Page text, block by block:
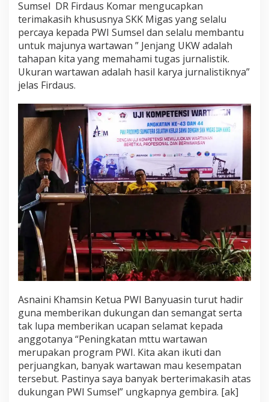
Sumsel DR Firdaus Komar mengucapkan
terimakasih khususnya SKK Migas yang selalu
percaya kepada PWI Sumsel dan selalu membantu
untuk majunya wartawan ” Jenjang UKW adalah
tahapan kita yang memahami tugas jurnalistik.
Ukuran wartawan adalah hasil karya jurnalistiknya”
jelas Firdaus.
Asnaini Khamsin Ketua PWI Banyuasin turut hadir
guna memberikan dukungan dan semangat serta
tak lupa memberikan ucapan selamat kepada
anggotanya “Peningkatan mttu wartawan
merupakan program PWI. Kita akan ikuti dan
perjuangkan, banyak wartawan mau kesempatan
tersebut. Pastinya saya banyak berterimakasih atas
dukungan PWI Sumsel” ungkapnya gembira. [ak]